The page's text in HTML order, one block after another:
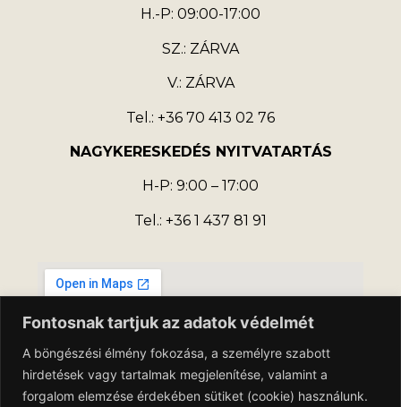
Fontosnak tartjuk az adatok védelmét
A böngészési élmény fokozása, a személyre szabott
hirdetések vagy tartalmak megjelenítése, valamint a
forgalom elemzése érdekében sütiket (cookie) használunk.
H.-P: 09:00-17:00
SZ.: ZÁRVA
V.: ZÁRVA
Tel.: +36 70 413 02 76
NAGYKERESKEDÉS NYITVATARTÁS
H-P: 9:00 – 17:00
Tel.: +36 1 437 81 91